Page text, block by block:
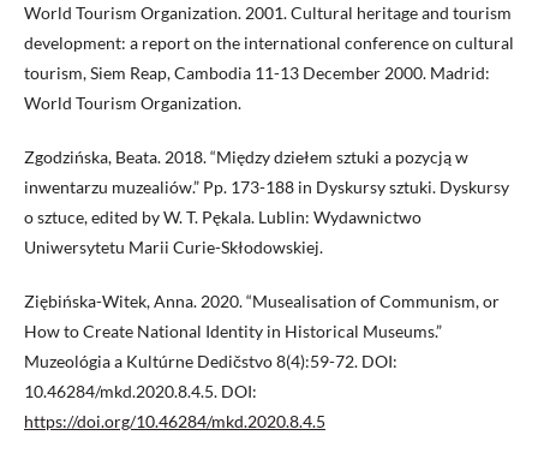
World Tourism Organization. 2001. Cultural heritage and tourism
development: a report on the international conference on cultural
tourism, Siem Reap, Cambodia 11-13 December 2000. Madrid:
World Tourism Organization.
Zgodzińska, Beata. 2018. “Między dziełem sztuki a pozycją w
inwentarzu muzealiów.” Pp. 173-188 in Dyskursy sztuki. Dyskursy
o sztuce, edited by W. T. Pękala. Lublin: Wydawnictwo
Uniwersytetu Marii Curie-Skłodowskiej.
Ziębińska-Witek, Anna. 2020. “Musealisation of Communism, or
How to Create National Identity in Historical Museums.”
Muzeológia a Kultúrne Dedičstvo 8(4):59-72. DOI:
10.46284/mkd.2020.8.4.5. DOI:
https://doi.org/10.46284/mkd.2020.8.4.5